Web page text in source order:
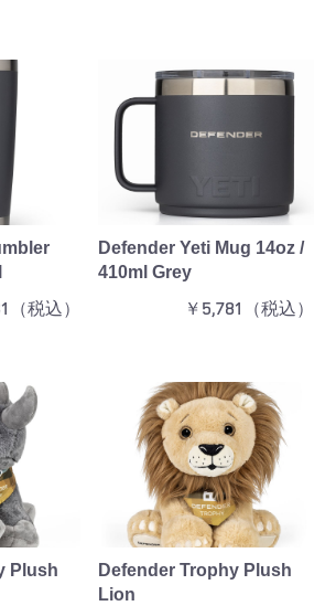
を続ける カートへ進む
（税込）
Defender Yeti Mug 14oz /
410ml Grey
￥5,781（税込）
Plush
Defender Trophy Plush
Lion